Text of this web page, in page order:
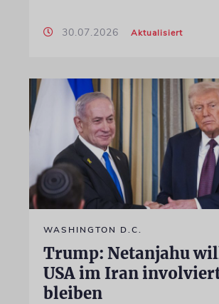
30.07.2026 Aktualisiert
WASHINGTON D.C.
Trump: Netanjahu
USA im Iran
bleiben